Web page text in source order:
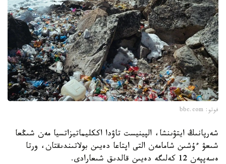
فوتو: bbc.com
شەرپانىڭ ايتۋىنشا، الپينيست تاۋدا اككليماتيزاتسيا مەن شىڭعا
شىعۋ ءۇشىن شامامەن التى اپتاعا دەيىن بولاتىندىقتان، ورتا
ەسەپپەن 12 كەلىگە دەيىن قالدىق شىعارادى.